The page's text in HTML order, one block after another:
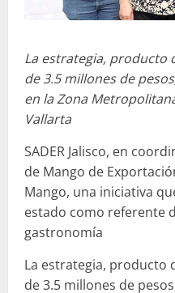
La estrategia, producto
de 3.5 millones de
en la Zona
Vallarta
SADER Jalisco, en
de Mango de
Mango, una iniciativa
estado como referente
gastronomía
La estrategia, producto
de 3.5 millones de